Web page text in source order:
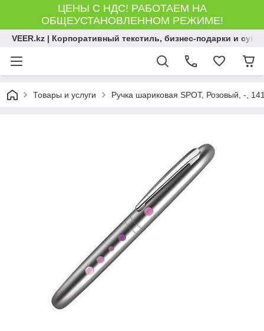
ЦЕНЫ С НДС! РАБОТАЕМ НА
ОБЩЕУСТАНОВЛЕННОМ РЕЖИМЕ!
VEER.kz | Корпоративный текстиль, бизнес-подарки и
Товары и услуги Ручка шариковая SPOT, Розовый, -,